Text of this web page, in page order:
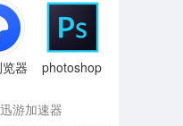
器 photoshop
迅游加速器